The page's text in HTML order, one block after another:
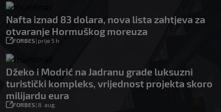
Nafta iznad 83 dolara, nova lista zahtjeva za
otvaranje Hormuškog moreuza
FORBES| prije 5 h
Džeko i Modrić na Jadranu grade luksuzni
turistički kompleks, vrijednost projekta skoro
milijardu eura
FORBES| 8. aug.